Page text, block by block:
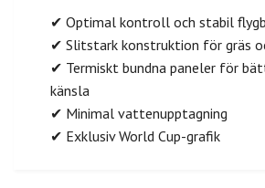
✔ Optimal kontroll och stabil
✔ Slitstark konstruktion för gräs
✔ Termiskt bundna paneler för
känsla
✔ Minimal vattenupptagning
✔ Exklusiv World Cup-grafik